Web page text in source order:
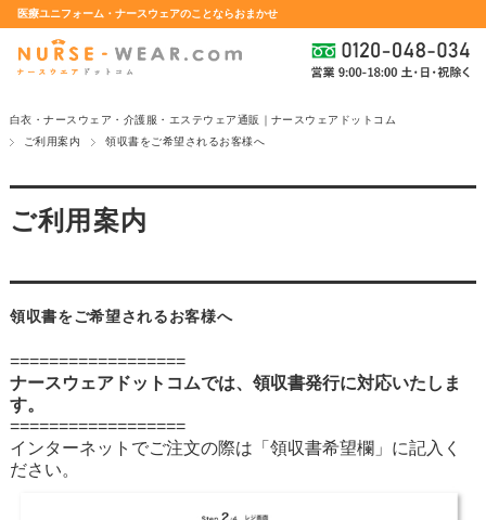
医療ユニフォーム・ナースウェアのことならおまかせ
白衣・ナースウェア・介護服・エステウェア通販｜ナースウェアドットコム
ご利用案内
領収書をご希望されるお客様へ
ご利用案内
領収書をご希望されるお客様へ
==================
ナースウェアドットコムでは、領収書発行に対応いたしま
す。
==================
インターネットでご注文の際は「領収書希望欄」に記入く
ださい。